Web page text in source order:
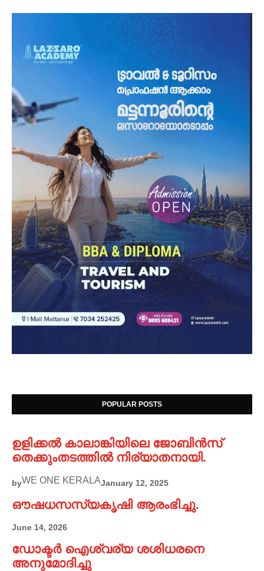
POPULAR POSTS
ഉളിക്കൽ കാലാങ്കിയിലെ ജോബിൻസ്
തെക്കുംതടത്തിൽ നിര്യാതനായി.
byWE ONE KERALAJanuary 12, 2025
ഔഷധസസ്യകൃഷി ആരംഭിച്ചു.
June 14, 2026
ഡോക്ടർ ഐശ്വര്യ ശശിധരനെ
അനുമോദിച്ചു